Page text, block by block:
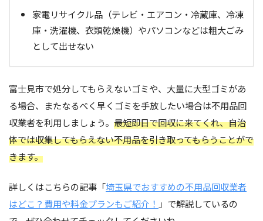
家電リサイクル品（テレビ・エアコン・冷蔵庫、冷凍
庫・洗濯機、衣類乾燥機）やパソコンなどは粗大ごみ
として出せない
富士見市で処分してもらえないゴミや、大量に大型ゴミがあ
る場合、またなるべく早くゴミを手放したい場合は不用品回
収業者を利用しましょう。 最短即日で回収に来てくれ、自治
体では収集してもらえない不用品を引き取ってもらうことがで
きます。
詳しくはこちらの記事「埼玉県でおすすめの不用品回収業者
はどこ？費用や料金プランもご紹介！ 」で解説しているの